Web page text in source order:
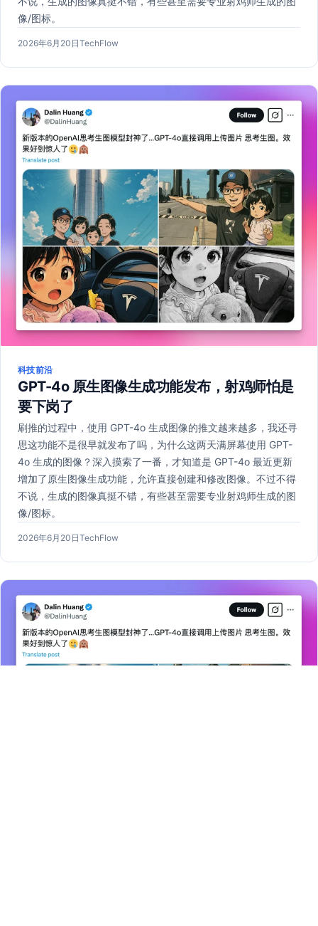
像/图标。
发
于
2026年6月20日作
TechFlow
科技前沿
GPT-4o 原生图像生成功能发布，射鸡师怕是
要下岗了
刷推的过程中，使用 GPT-4o 生成图像的推文越来越多，我还寻
思这功能不是很早就发布了吗，为什么这两天满屏幕使用 GPT-
4o 生成的图像？深入摸索了一番，才知道是 GPT-4o 最近更新
增加了原生图像生成功能，允许直接创建和修改图像。不过不得
不说，生成的图像真挺不错，有些甚至需要专业射鸡师生成的图
像/图标。
发
于
2026年6月20日作
TechFlow